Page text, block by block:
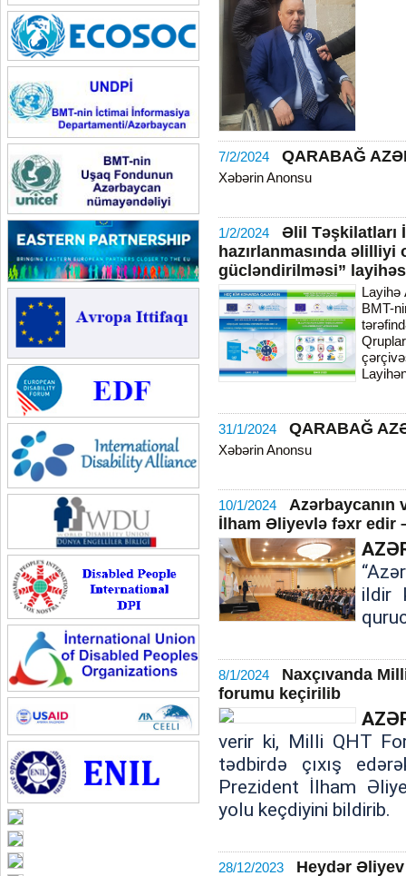
7/2/2024 QARABAĞ
Xəbərin Anonsu
1/2/2024
Əlil Təşkilatları
hazırlanmasında
gücləndirilməsi”
Layihə
BMT-
31/1/2024 QARABAĞ
Xəbərin Anonsu
10/1/2024
Azərbaycanın
İlham Əliyevlə fəxr edir
ildir
8/1/2024
Naxçıvanda
forumu keçirilib
verir ki, Milli QHT
tədbirdə çıxış
Prezident İlham
yolu keçdiyini bildirib.
28/12/2023 Heydər